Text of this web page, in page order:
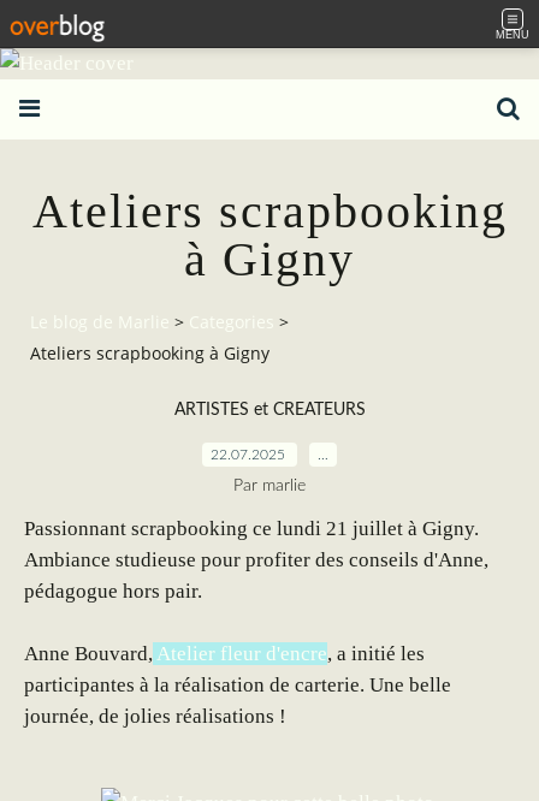
MENU
Ateliers scrapbooking
à Gigny
Le blog de Marlie > Categories
>
Ateliers scrapbooking à Gigny
ARTISTES et CREATEURS
22.07.2025
Par marlie
Passionnant scrapbooking ce lundi 21 juillet à Gigny.
Ambiance studieuse pour profiter des conseils d'Anne,
pédagogue hors pair.
Anne Bouvard, Atelier fleur d'encre, a initié les
participantes à la réalisation de carterie. Une belle
journée, de jolies réalisations !